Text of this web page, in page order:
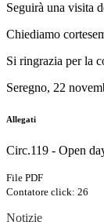
Seguirà una visita
Chiediamo
Si ringrazia per la
Seregno, 22
Allegati
Circ.119 - Open
File PDF
Contatore click: 26
Notizie